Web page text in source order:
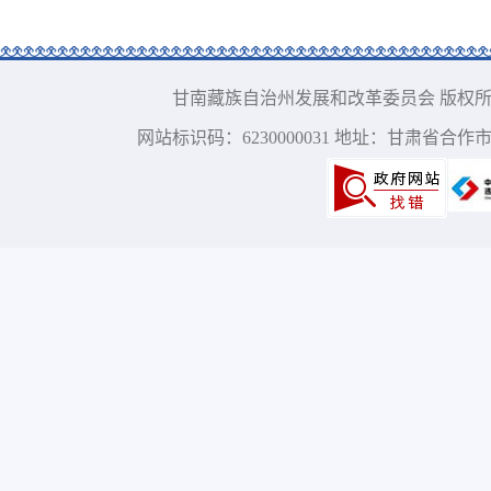
甘南藏族自治州发展和改革委员会 版权
网站标识码：6230000031 地址：甘肃省合作